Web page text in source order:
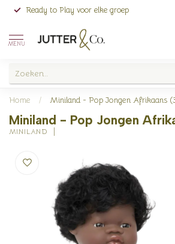
Ready to Play voor elke groep
MENU
Home / Miniland - Pop Jongen Afrikaans
Miniland - Pop Jongen
MINILAND